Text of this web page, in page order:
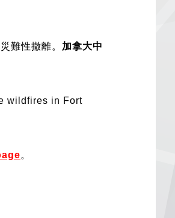
難性撤離。 加拿大中
wildfires in Fort
。